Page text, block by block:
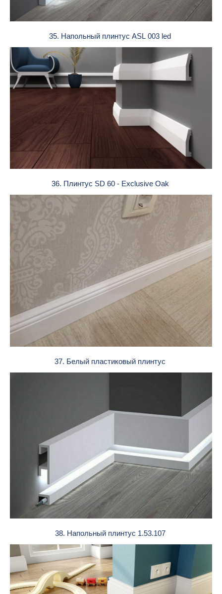
35. Напольный плинтус ASL 003 led
36. Плинтус SD 60 - Exclusive Oak
37. Белый пластиковый плинтус
38. Напольный плинтус 1.53.107